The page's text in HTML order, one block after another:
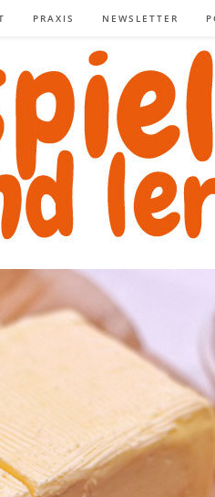
PRAXIS NEWSLETTER